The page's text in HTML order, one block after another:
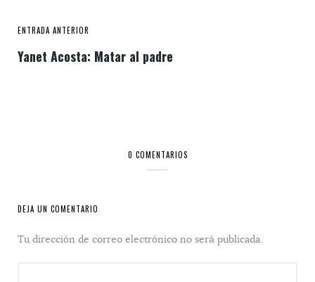
ENTRADA ANTERIOR
Yanet Acosta: Matar al padre
0 COMENTARIOS
DEJA UN COMENTARIO
Tu dirección de correo electrónico no será publicada.